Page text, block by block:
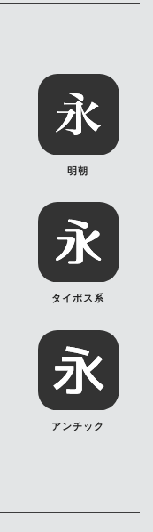
明朝
タイポス系
アンチック